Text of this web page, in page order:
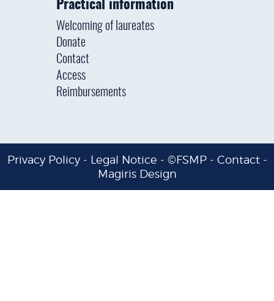
Practical information
Welcoming of laureates
Donate
Contact
Access
Reimbursements
Privacy Policy- Legal Notice - ©FSMP - Contact-
Magiris Design